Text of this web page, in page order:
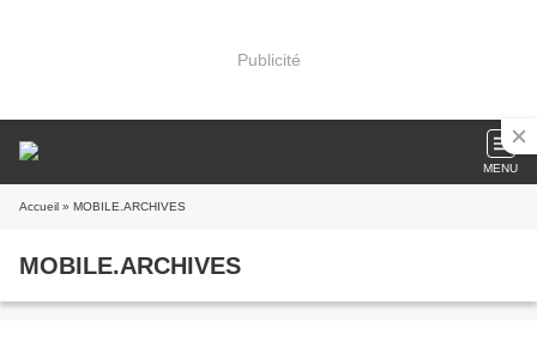
Publicité
MENU
Accueil » MOBILE.ARCHIVES
MOBILE.ARCHIVES